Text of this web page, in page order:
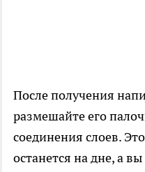
После получения
размешайте его
соединения слоев.
останется на дне, а